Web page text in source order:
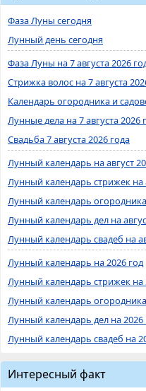
Фаза Луны сегодня
Лунный день сегодня
Фаза Луны на 7 августа 2026
Стрижка волос на 7 августа
Календарь огородника и
Лунные дела на 7 августа 2026
Свадьба 7 августа 2026 года
Лунный календарь на август
Лунный календарь стрижек на
Лунный календарь огородника
Лунный календарь дел на
Лунный календарь свадеб на
Лунный календарь на 2026 год
Лунный календарь стрижек на
Лунный календарь
Лунный календарь дел на 2026
Лунный календарь свадеб на
Интересный факт